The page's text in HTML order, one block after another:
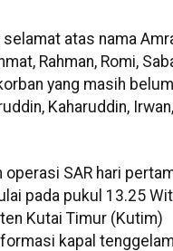
selamat atas nama
Rahman, Romi,
yang masih
Kaharuddin,
operasi SAR hari
pada pukul 13.25
Kutai Timur (Kutim)
kapal